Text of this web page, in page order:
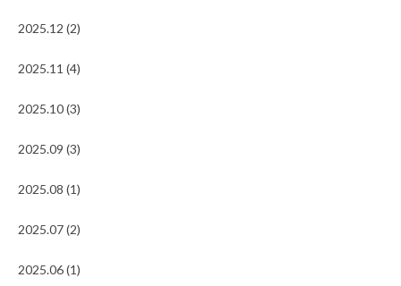
2025.12 (2)
2025.11 (4)
2025.10 (3)
2025.09 (3)
2025.08 (1)
2025.07 (2)
2025.06 (1)